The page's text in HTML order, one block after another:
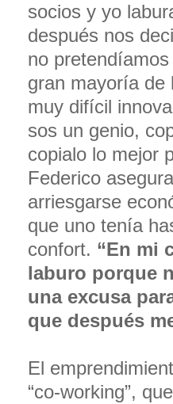
socios y yo
después nos
no
gran mayoría de
muy difícil
sos un genio,
copialo lo mejor
Federico
arriesgarse
que uno tenía
confort. “En mi
laburo porque
una excusa
que después
El
“co-working”,